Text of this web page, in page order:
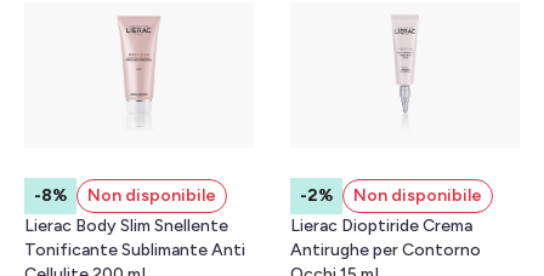
-8%
Non disponibile
Lierac Body Slim Snellente
Tonificante Sublimante Anti
-2%
Non disponibile
Lierac Dioptiride Crema
Antirughe per Contorno